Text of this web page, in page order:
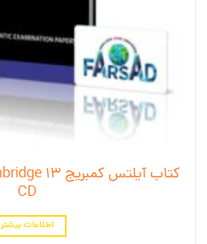
CD
اطلاعات بیشتر